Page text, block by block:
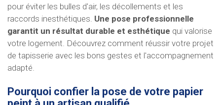
pour éviter les bulles d'air, les décollements et les
raccords inesthétiques. Une pose professionnelle
garantit un résultat durable et esthétique qui valorise
votre logement. Découvrez comment réussir votre projet
de tapisserie avec les bons gestes et l'accompagnement
adapté.
Pourquoi confier la pose de votre papier